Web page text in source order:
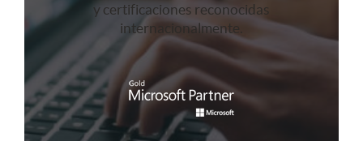
y certificaciones reconocidas
internacionalmente.